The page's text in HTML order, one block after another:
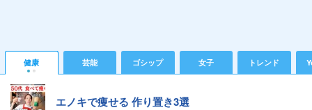
健康 芸能 ゴシップ 女子 トレンド
エノキで痩せる 作り置き3選